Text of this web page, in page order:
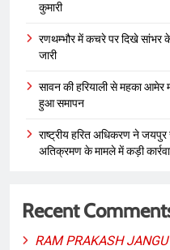
कुमारी
रणथम्भौर में कचरे पर दिखे सांभर
जारी
सावन की हरियाली से महका आमेर
हुआ समापन
राष्ट्रीय हरित अधिकरण ने जयपुर
अतिक्रमण के मामले में कड़ी
Recent
RAM PRAKASH JANGU